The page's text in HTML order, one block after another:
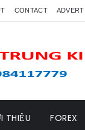
CONTACT
THIỆU FOREX